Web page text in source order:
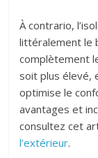
À contrario,
littéralement le
complètement
soit plus élevé,
optimise le
avantages et
consultez cet
l’extérieur.